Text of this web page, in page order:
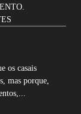
os casais
mas porque,